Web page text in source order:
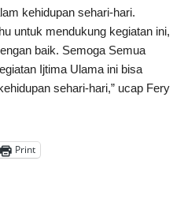
kehidupan sehari-hari.
untuk mendukung kegiatan ini,
baik. Semoga Semua
Ijtima Ulama ini bisa
sehari-hari,” ucap Fery
Print